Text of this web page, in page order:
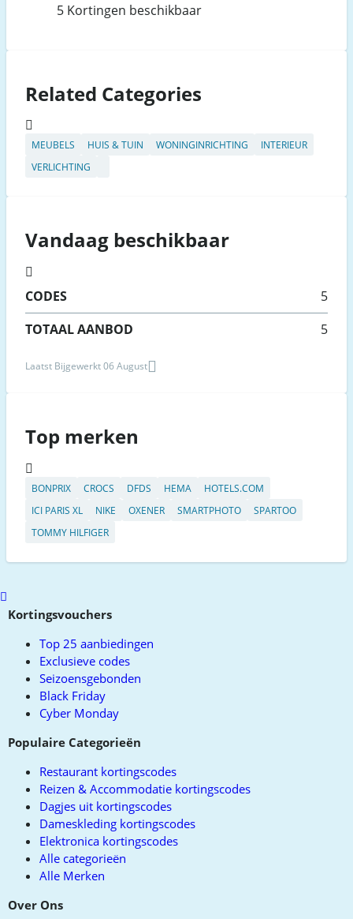
5 Kortingen beschikbaar
Related Categories
MEUBELS HUIS & TUIN WONINGINRICHTING
INTERIEUR
VERLICHTING
Vandaag beschikbaar
CODES
5
TOTAAL AANBOD
5
Laatst Bijgewerkt 06 August
Top merken
BONPRIX CROCS DFDS HEMA
HOTELS.COM
ICI PARIS XL
NIKE OXENER SMARTPHOTO
SPARTOO
TOMMY HILFIGER
Scroll
toKortingsvouchers
Top 25 aanbiedingen
Exclusieve codes
Seizoensgebonden
Black Friday
Cyber Monday
Populaire Categorieën
Restaurant kortingscodes
Reizen & Accommodatie kortingscodes
Dagjes uit kortingscodes
Dameskleding kortingscodes
Elektronica kortingscodes
Alle categorieën
Alle Merken
Over Ons